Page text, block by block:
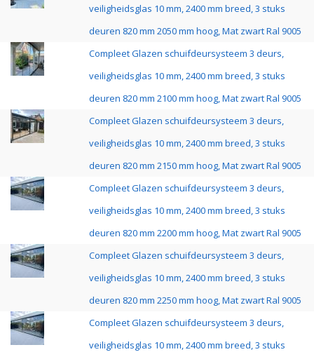
veiligheidsglas 10 mm, 2400 mm breed, 3 stuks
deuren 820 mm 2050 mm hoog, Mat zwart Ral 9005
Compleet Glazen schuifdeursysteem 3 deurs,
veiligheidsglas 10 mm, 2400 mm breed, 3 stuks
deuren 820 mm 2100 mm hoog, Mat zwart Ral 9005
Compleet Glazen schuifdeursysteem 3 deurs,
veiligheidsglas 10 mm, 2400 mm breed, 3 stuks
deuren 820 mm 2150 mm hoog, Mat zwart Ral 9005
Compleet Glazen schuifdeursysteem 3 deurs,
veiligheidsglas 10 mm, 2400 mm breed, 3 stuks
deuren 820 mm 2200 mm hoog, Mat zwart Ral 9005
Compleet Glazen schuifdeursysteem 3 deurs,
veiligheidsglas 10 mm, 2400 mm breed, 3 stuks
deuren 820 mm 2250 mm hoog, Mat zwart Ral 9005
Compleet Glazen schuifdeursysteem 3 deurs,
veiligheidsglas 10 mm, 2400 mm breed, 3 stuks